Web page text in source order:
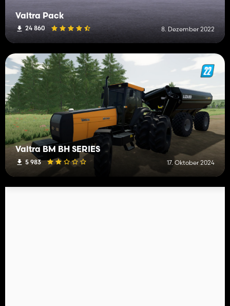
Valtra Pack
24 860 8. Dezember 2022
Valtra BM BH SERIES
5 983 17. Oktober 2024